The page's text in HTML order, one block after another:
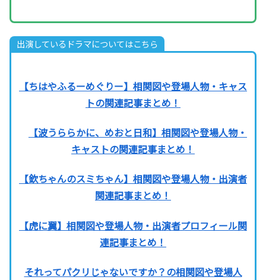
出演しているドラマについてはこちら
【ちはやふるーめぐりー】相関図や登場人物・キャス
トの関連記事まとめ！
【波うららかに、めおと日和】相関図や登場人物・
キャストの関連記事まとめ！
【欽ちゃんのスミちゃん】相関図や登場人物・出演者
関連記事まとめ！
【虎に翼】相関図や登場人物・出演者プロフィール関
連記事まとめ！
それってパクリじゃないですか？の相関図や登場人